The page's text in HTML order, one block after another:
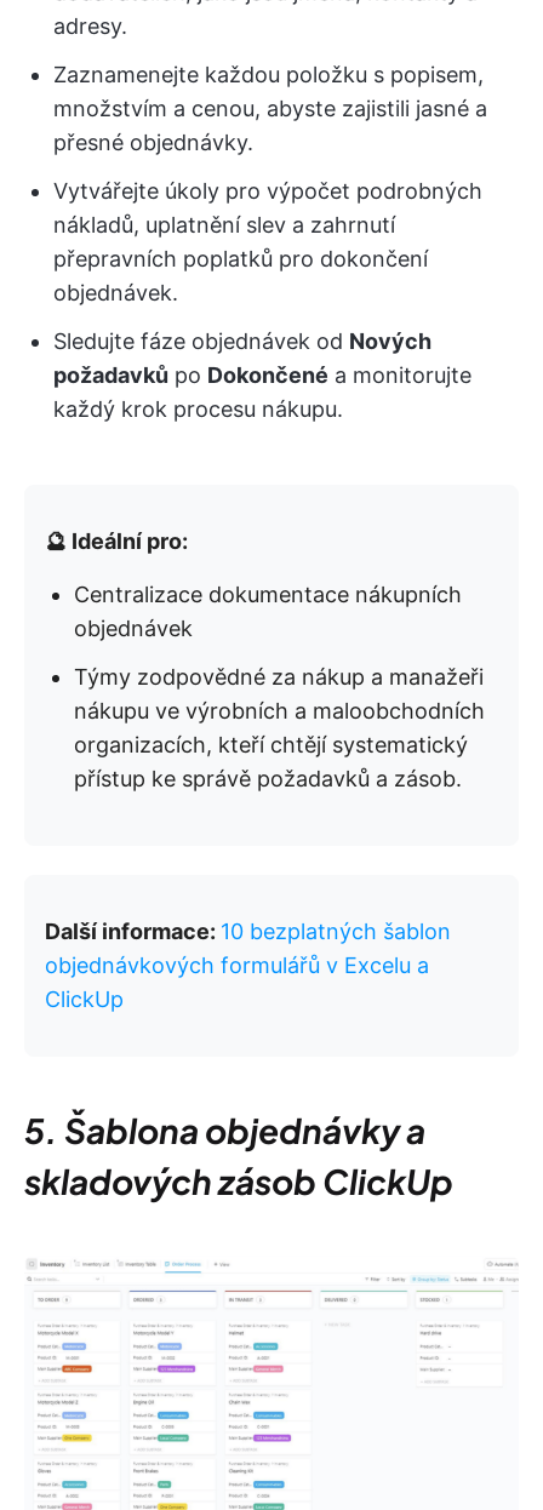
adresy.
Zaznamenejte každou položku s popisem,
množstvím a cenou, abyste zajistili jasné a
přesné objednávky.
Vytvářejte úkoly pro výpočet podrobných
nákladů, uplatnění slev a zahrnutí
přepravních poplatků pro dokončení
objednávek.
Sledujte fáze objednávek od Nových
požadavků po Dokončené a monitorujte
každý krok procesu nákupu.
🔮 Ideální pro:
Centralizace dokumentace nákupních
objednávek
Týmy zodpovědné za nákup a manažeři
nákupu ve výrobních a maloobchodních
organizacích, kteří chtějí systematický
přístup ke správě požadavků a zásob.
Další informace: 10 bezplatných šablon
objednávkových formulářů v Excelu a
ClickUp
5. Šablona objednávky a
skladových zásob ClickUp